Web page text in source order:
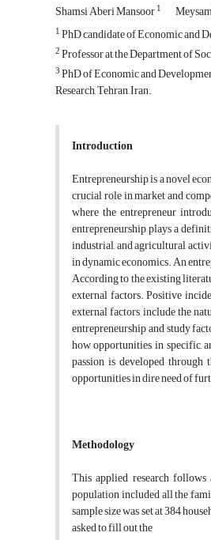
Shamsi Aberi Mansoor1
1PhD candidate of Economic and
2Professor at the Department of
3PhD of Economic and
Research, Tehran, Iran.
Introduction
Entrepreneurship is a novel
crucial role in market and
where the entrepreneur
entrepreneurship plays a
industrial, and agricultural
in dynamic economics. An
According to the existing
external factors. Positive
external factors include the
entrepreneurship and study
how opportunities, in specific,
passion is developed
opportunities in dire need of
Methodology
This applied research
population included all the
sample size was set at 384
asked to fill out the